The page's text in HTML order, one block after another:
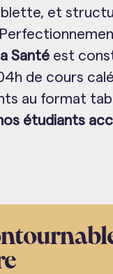
et
Santé est
de cours
au format
étudiants